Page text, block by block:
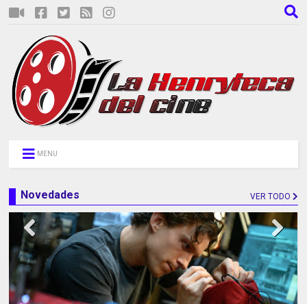
MENU
Novedades VER TODO